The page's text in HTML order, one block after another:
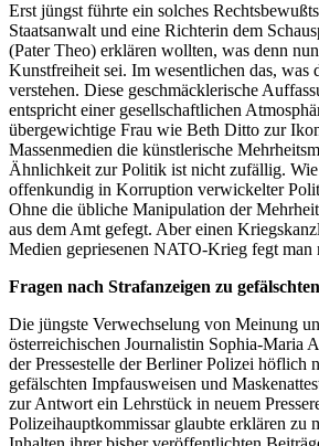
Erst jüngst führte ein solches
Staatsanwalt und eine Richterin dem
(Pater Theo) erklären wollten, was denn
Kunstfreiheit sei. Im wesentlichen das, was
verstehen. Diese geschmäcklerische
entspricht einer gesellschaftlichen
übergewichtige Frau wie Beth Ditto zur
Massenmedien die künstlerische
Ähnlichkeit zur Politik ist nicht zufällig. Wie
offenkundig in Korruption verwickelter
Ohne die übliche Manipulation der
aus dem Amt gefegt. Aber einen
Medien gepriesenen NATO-Krieg fegt man
Fragen nach Strafanzeigen zu
Die jüngste Verwechselung von Meinung
österreichischen Journalistin Sophia-Maria
der Pressestelle der Berliner Polizei höflich
gefälschten Impfausweisen und
zur Antwort ein Lehrstück in neuem
Polizeihauptkommissar glaubte erklären zu